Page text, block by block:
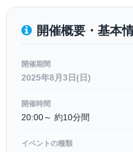
開催概要・基本
開催期間
2025年8月3日(日)
開催時間
20:00～ 約10分間
イベントの種類